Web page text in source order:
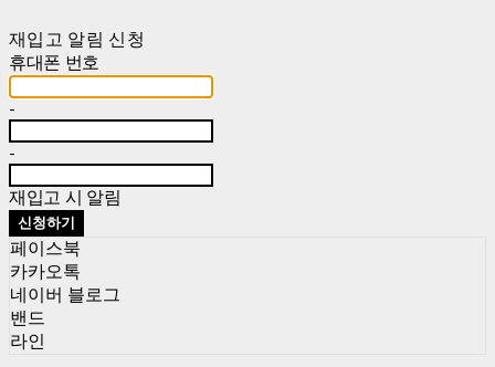
재입고 알림 신청
휴대폰 번호
-
-
재입고 시 알림
신청하기
페이스북
카카오톡
네이버 블로그
밴드
라인